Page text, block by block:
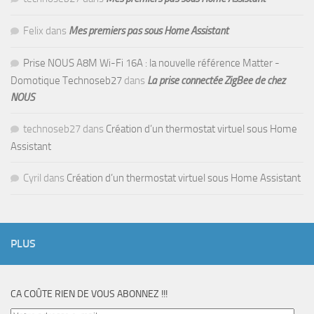
Felix dans Mes premiers pas sous Home Assistant
Prise NOUS A8M Wi-Fi 16A : la nouvelle référence Matter -
Domotique Technoseb27 dans La prise connectée ZigBee de chez
NOUS
technoseb27 dans Création d’un thermostat virtuel sous Home
Assistant
Cyril dans Création d’un thermostat virtuel sous Home Assistant
PLUS
CA COÛTE RIEN DE VOUS ABONNEZ !!!